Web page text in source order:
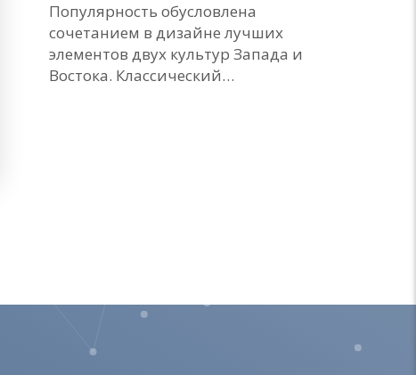
Популярность обусловлена
сочетанием в дизайне лучших
элементов двух культур Запада и
Востока. Классический…